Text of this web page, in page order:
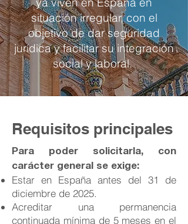
situación irregular, con el
objetivo de dar seguridad
jurídica y facilitar su integración
social y laboral.
Requisitos principales
Para poder solicitarla, con
carácter general se exige:
Estar en España antes del 31 de
diciembre de 2025.
Acreditar una permanencia
continuada mínima de 5 meses en el